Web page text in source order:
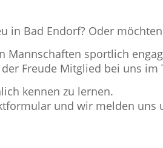
in Bad Endorf? Oder
Mannschaften sportlich
Freude Mitglied bei uns
kennen zu lernen.
und wir melden uns